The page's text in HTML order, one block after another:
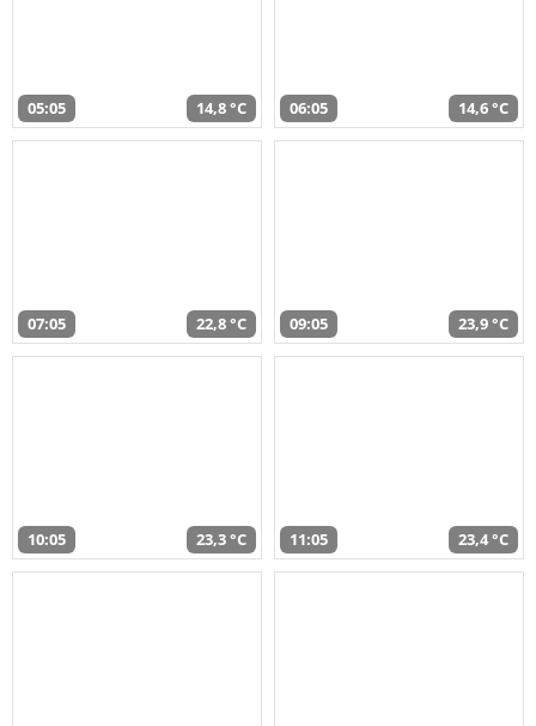
05:05 14,8 °C 06:05 14,6 °C
07:05 22,8 °C 09:05 23,9 °C
10:05 23,3 °C 11:05 23,4 °C